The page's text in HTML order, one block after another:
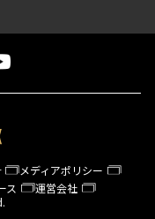
メディアポリシー
ス
運営会社